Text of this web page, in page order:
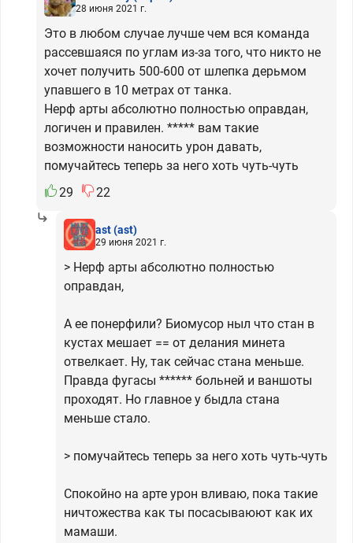
28 июня 2021 г.
Это в любом случае лучше чем вся команда
рассевшаяся по углам из-за того, что никто не
хочет получить 500-600 от шлепка дерьмом
упавшего в 10 метрах от танка.
Нерф арты абсолютно полностью оправдан,
логичен и правилен. ***** вам такие
возможности наносить урон давать,
помучайтесь теперь за него хоть чуть-чуть
29
22
ast(ast)
29 июня 2021 г.
> Нерф арты абсолютно полностью
оправдан,
А ее понерфили? Биомусор ныл что стан в
кустах мешает == от делания минета
отвелкает. Ну, так сейчас стана меньше.
Правда фугасы ****** больней и ваншоты
проходят. Но главное у быдла стана
меньше стало.
> помучайтесь теперь за него хоть чуть-чуть
Спокойно на арте урон вливаю, пока такие
ничтожества как ты посасываюют как их
мамаши.